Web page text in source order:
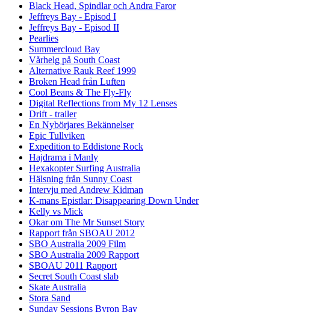
Black Head, Spindlar och Andra Faror
Jeffreys Bay - Episod I
Jeffreys Bay - Episod II
Pearlies
Summercloud Bay
Vårhelg på South Coast
Alternative Rauk Reef 1999
Broken Head från Luften
Cool Beans & The Fly-Fly
Digital Reflections from My 12 Lenses
Drift - trailer
En Nybörjares Bekännelser
Epic Tullviken
Expedition to Eddistone Rock
Hajdrama i Manly
Hexakopter Surfing Australia
Hälsning från Sunny Coast
Intervju med Andrew Kidman
K-mans Epistlar: Disappearing Down Under
Kelly vs Mick
Okar om The Mr Sunset Story
Rapport från SBOAU 2012
SBO Australia 2009 Film
SBO Australia 2009 Rapport
SBOAU 2011 Rapport
Secret South Coast slab
Skate Australia
Stora Sand
Sunday Sessions Byron Bay